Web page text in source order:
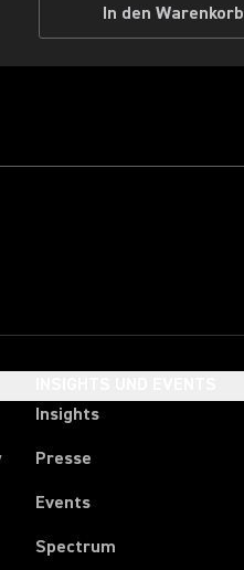
In den Warenkorb
Insights
Presse
Events
Spectrum